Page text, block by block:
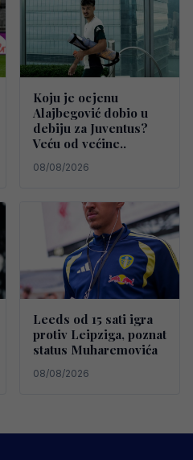
Koju je ocjenu
Alajbegović dobio u
debiju za Juventus?
Veću od većine..
08/08/2026
Leeds od 15 sati igra
protiv Leipziga, poznat
status Muharemovića
08/08/2026